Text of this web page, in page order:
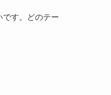
です。どのテー